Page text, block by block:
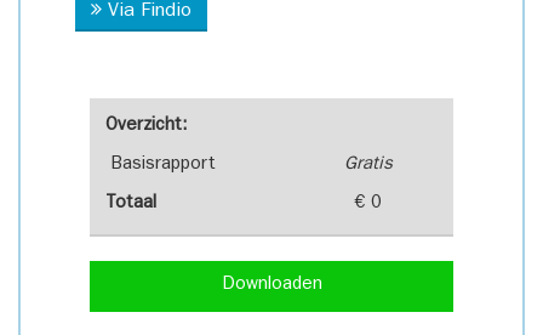
Overzicht:
Basisrapport Gratis
Totaal € 0
Downloaden
Via Findio